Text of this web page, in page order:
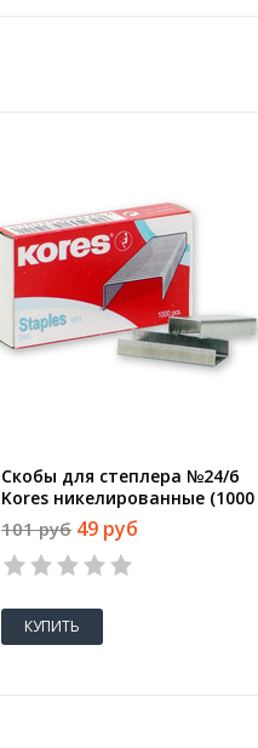
Скобы для степлера №24/6
Kores никелированные (1000
штук в упаковке)
101 руб 49 руб
КУПИТЬ